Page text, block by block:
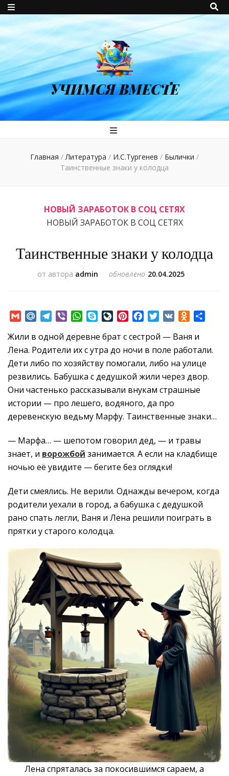
УЧИМСЯ ВМЕСТЕ
Главная / Литература / И.С.Тургенев / Былички /
Таинственные знаки у колодца
НОВЫЙ ЗАРАБОТОК В СОЦ СЕТЯХ
НОВЫЙ ЗАРАБОТОК В СОЦ СЕТЯХ
Таинственные знаки у колодца
от автора admin обновлено 20.04.2025
GmailMail.RuTelegram
Viber WhatsApp
SkypeLiveJournal
PinterestFacebookTwitter
VK
Жили в одной деревне брат с сестрой — Ваня и
Лена. Родители их с утра до ночи в поле работали.
Дети либо по хозяйству помогали, либо на улице
резвились. Бабушка с дедушкой жили через двор.
Они частенько рассказывали внукам страшные
истории — про лешего, водяного, да про
деревенскую ведьму Марфу. Таинственные знаки…
— Марфа… — шепотом говорил дед, — и травы
знает, и ворожбой занимается. А если на кладбище
ночью её увидите — бегите без оглядки!
Дети смеялись. Не верили. Однажды вечером, когда
родители уехали в город, а бабушка с дедушкой
рано спать легли, Ваня и Лена решили поиграть в
прятки у старого колодца.
Лена спряталась за покосившимся сараем, а